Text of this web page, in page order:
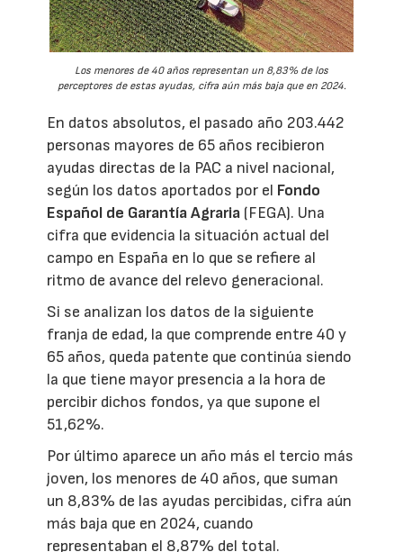
Los menores de 40 años representan un 8,83% de los
perceptores de estas ayudas, cifra aún más baja que en 2024.
En datos absolutos, el pasado año 203.442
personas mayores de 65 años recibieron
ayudas directas de la PAC a nivel nacional,
según los datos aportados por el Fondo
Español de Garantía Agraria (FEGA). Una
cifra que evidencia la situación actual del
campo en España en lo que se refiere al
ritmo de avance del relevo generacional.
Si se analizan los datos de la siguiente
franja de edad, la que comprende entre 40 y
65 años, queda patente que continúa siendo
la que tiene mayor presencia a la hora de
percibir dichos fondos, ya que supone el
51,62%.
Por último aparece un año más el tercio más
joven, los menores de 40 años, que suman
un 8,83% de las ayudas percibidas, cifra aún
más baja que en 2024, cuando
representaban el 8,87% del total.